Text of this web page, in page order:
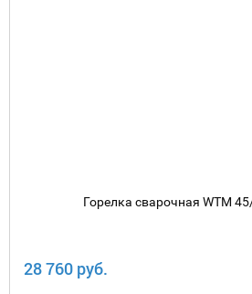
Горелка сварочная WTM
28 760 руб.